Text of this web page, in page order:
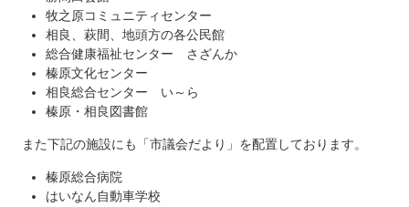
牧之原コミュニティセンター
相良、萩間、地頭方の各公民館
総合健康福祉センター さざんか
榛原文化センター
相良総合センター い～ら
榛原・相良図書館
また下記の施設にも「市議会だより」を配置しております。
榛原総合病院
はいなん自動車学校